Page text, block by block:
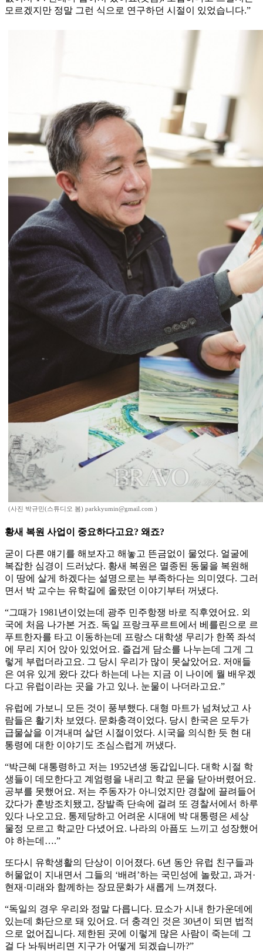
모르겠지만 정말 그런 식으로 연구하던 시절이 있었습니다.”
(사진 박규민(스튜디오 봄) parkkyumin@gmail.com )
황새 복원 사업이 중요하다고요? 왜죠?
굳이 다른 얘기를 해보자고 해놓고 뜬금없이 물었다. 얼굴에
복잡한 심경이 드러났다. 황새 복원은 멸종된 동물을 복원해
이 땅에 살게 하겠다는 설명으로는 부족하다는 의미였다. 그러
면서 박 교수는 유학길에 올랐던 이야기부터 꺼냈다.
“그때가 1981년이었는데 광주 민주항쟁 바로 직후였어요. 외
국에 처음 나가본 거죠. 독일 프랑크푸르트에서 베를린으로 르
푸트한자를 타고 이동하는데 프랑스 대학생 무리가 한쪽 좌석
에 무리 지어 앉아 있었어요. 즐겁게 담소를 나누는데 그게 그
렇게 부럽더라고요. 그 당시 우리가 많이 못살았어요. 저애들
은 여유 있게 왔다 갔다 하는데 나는 지금 이 나이에 뭘 배우겠
다고 유럽이라는 곳을 가고 있나. 눈물이 나더라고요.”
유럽에 가보니 모든 것이 풍부했다. 대형 마트가 넘쳐났고 사
람들은 활기차 보였다. 문화충격이었다. 당시 한국은 모두가
급물살을 이겨내며 살던 시절이었다. 시국을 의식한 듯 현 대
통령에 대한 이야기도 조심스럽게 꺼냈다.
“박근혜 대통령하고 저는 1952년생 동갑입니다. 대학 시절 학
생들이 데모한다고 계엄령을 내리고 학교 문을 닫아버렸어요.
공부를 못했어요. 저는 주동자가 아니었지만 경찰에 끌려들어
갔다가 훈방조치됐고, 장발족 단속에 걸려 또 경찰서에서 하루
있다 나오고요. 통제당하고 어려운 시대에 박 대통령은 세상
물정 모르고 학교만 다녔어요. 나라의 아픔도 느끼고 성장했어
야 하는데….”
또다시 유학생활의 단상이 이어졌다. 6년 동안 유럽 친구들과
허물없이 지내면서 그들의 ‘배려’하는 국민성에 놀랐고, 과거·
현재·미래와 함께하는 장묘문화가 새롭게 느껴졌다.
“독일의 경우 우리와 정말 다릅니다. 묘소가 시내 한가운데에
있는데 화단으로 돼 있어요. 더 충격인 것은 30년이 되면 법적
으로 없어집니다. 제한된 곳에 이렇게 많은 사람이 죽는데 그
걸 다 놔둬버리면 지구가 어떻게 되겠습니까?”